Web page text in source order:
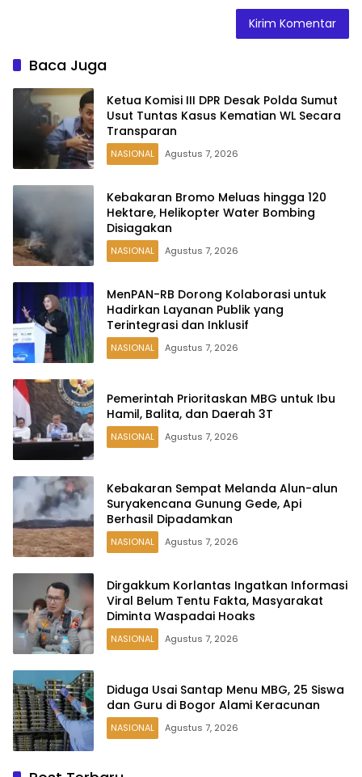
Baca Juga
Ketua Komisi III DPR Desak Polda Sumut
Usut Tuntas Kasus Kematian WL Secara
Transparan
NASIONAL Agustus 7, 2026
Kebakaran Bromo Meluas hingga 120
Hektare, Helikopter Water Bombing
Disiagakan
NASIONAL Agustus 7, 2026
MenPAN-RB Dorong Kolaborasi untuk
Hadirkan Layanan Publik yang
Terintegrasi dan Inklusif
NASIONAL Agustus 7, 2026
Pemerintah Prioritaskan MBG untuk Ibu
Hamil, Balita, dan Daerah 3T
NASIONAL Agustus 7, 2026
Kebakaran Sempat Melanda Alun-alun
Suryakencana Gunung Gede, Api
Berhasil Dipadamkan
NASIONAL Agustus 7, 2026
Dirgakkum Korlantas Ingatkan Informasi
Viral Belum Tentu Fakta, Masyarakat
Diminta Waspadai Hoaks
NASIONAL Agustus 7, 2026
Diduga Usai Santap Menu MBG, 25 Siswa
dan Guru di Bogor Alami Keracunan
NASIONAL Agustus 7, 2026